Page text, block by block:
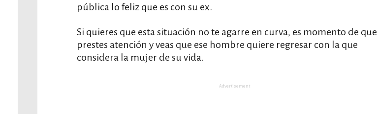
pública lo feliz que es con su ex.
Si quieres que esta situación no te agarre en curva, es momento de que
prestes atención y veas que ese hombre quiere regresar con la que
considera la mujer de su vida.
Advertisement